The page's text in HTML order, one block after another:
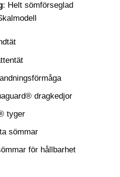
: Helt sömförseglad
dragkedjor
tyger
sömmar
för hållbarhet